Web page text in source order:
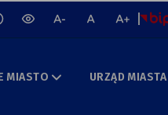
lub wyłącz animacje na stronie
wersja
kontrastowa
mniejsza
czcionka
normalna
czcionka
większa
czcionka
MIASTO
URZĄD MIASTA